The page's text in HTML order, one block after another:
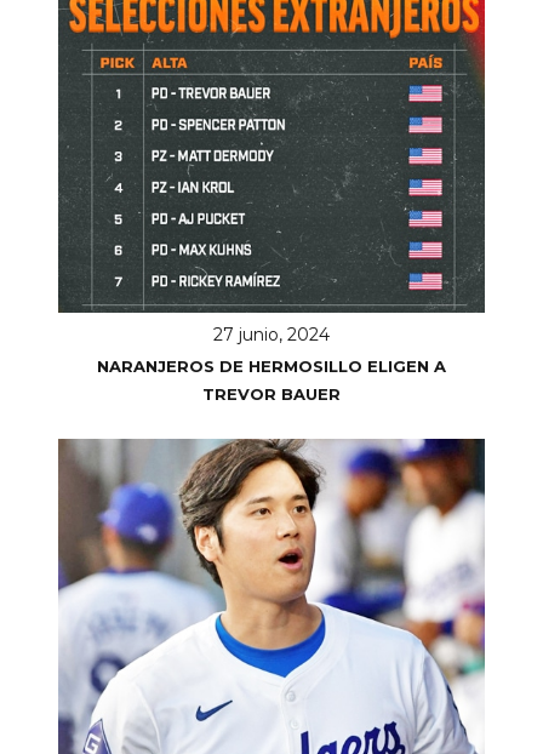
27 junio, 2024
NARANJEROS DE HERMOSILLO ELIGEN A
TREVOR BAUER